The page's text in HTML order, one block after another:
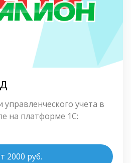
учета в
на платформе 1С:
2000 руб.